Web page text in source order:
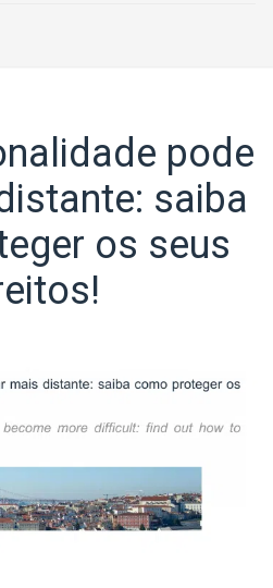
pode
saiba
os seus